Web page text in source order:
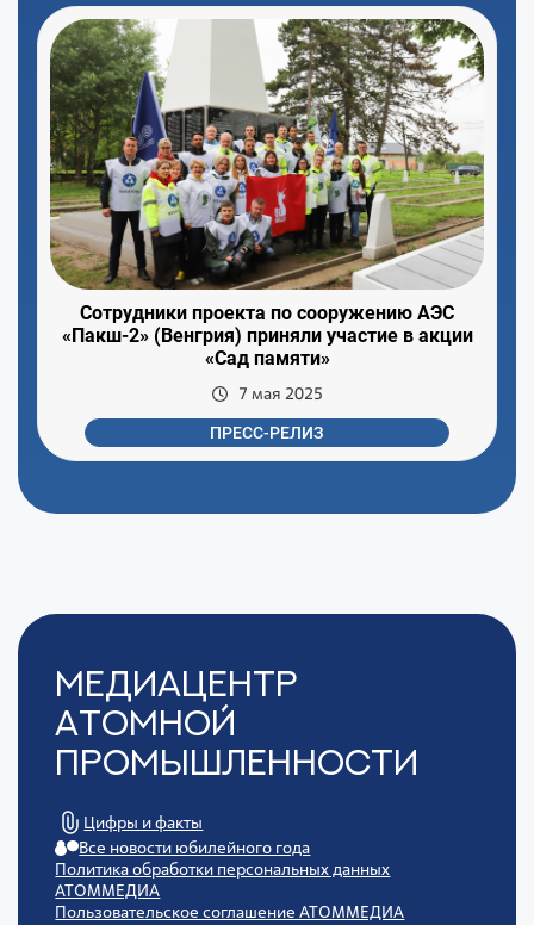
Сотрудники проекта по сооружению АЭС
«Пакш-2» (Венгрия) приняли участие в акции
«Сад памяти»
7 мая 2025
ПРЕСС-РЕЛИЗ
Медиацентр
Атомной
Промышленности
Цифры и факты
Все новости юбилейного года
Политика обработки персональных данных
АТОММЕДИА
Пользовательское соглашение АТОММЕДИА